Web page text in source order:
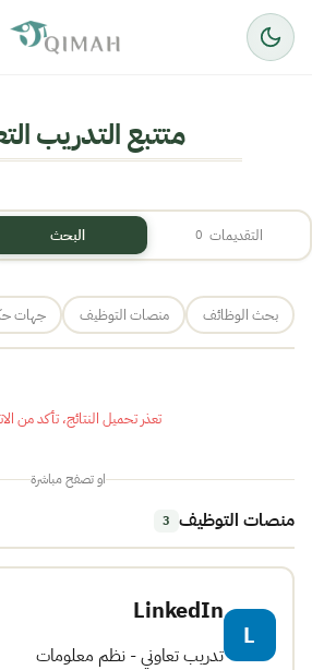
متتبع التدريب
التقديمات 0 البحث
بحث الوظائف منصات التوظيف جهات
تعذر تحميل النتائج، تأكد من
او تصفح مباشرة
منصات التوظيف 3
L
LinkedIn
تدريب تعاوني - نظم معلومات